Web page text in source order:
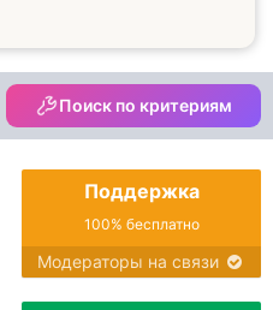
Поиск по критериям
Поддержка
100% бесплатно
Модераторы на связи